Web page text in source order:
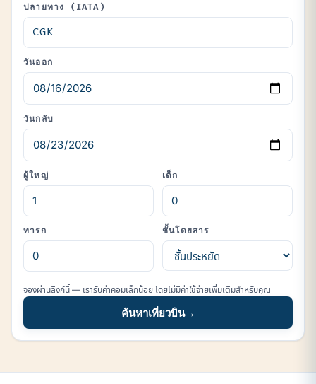
ปลายทาง (IATA)
วันออก
วันกลับ
ผู้ใหญ่ เด็ก
ทารก ชั้นโดยสาร
จองผ่านลิงก์นี้ — เรารับค่าคอมเล็กน้อย โดยไม่มีค่าใช้จ่ายเพิ่มเติมสำหรับคุณ
ค้นหาเที่ยวบิน→